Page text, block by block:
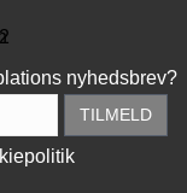
nyhedsbrev?